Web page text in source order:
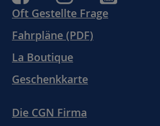
Oft Gestellte Frage
Fahrpläne (PDF)
La Boutique
Geschenkkarte
Die CGN Firma